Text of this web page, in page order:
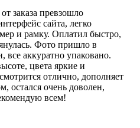
заказа превзошло
сайта, легко
и рамку. Оплатил быстро,
Фото пришло в
все аккуратно упаковано.
цвета яркие и
отлично, дополняет
остался очень доволен,
всем!